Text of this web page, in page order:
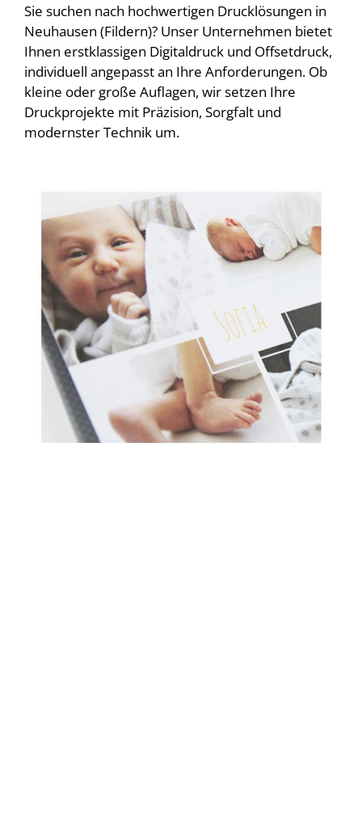
Sie suchen nach hochwertigen Drucklösungen in
Neuhausen (Fildern)? Unser Unternehmen bietet
Ihnen erstklassigen Digitaldruck und Offsetdruck,
individuell angepasst an Ihre Anforderungen. Ob
kleine oder große Auflagen, wir setzen Ihre
Druckprojekte mit Präzision, Sorgfalt und
modernster Technik um.